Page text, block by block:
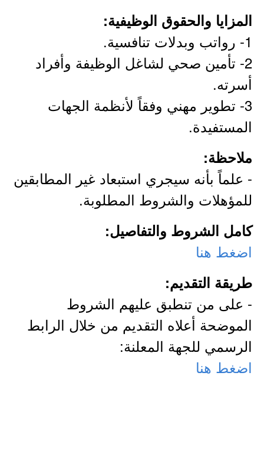
المزايا والحقوق الوظيفية:
1- رواتب وبدلات تنافسية.
2- تأمين صحي لشاغل الوظيفة وأفراد
أسرته.
3- تطوير مهني وفقاً لأنظمة الجهات
المستفيدة.
ملاحظة:
- علماً بأنه سيجري استبعاد غير المطابقين
للمؤهلات والشروط المطلوبة.
كامل الشروط والتفاصيل:
اضغط هنا
طريقة التقديم:
- على من تنطبق عليهم الشروط
الموضحة أعلاه التقديم من خلال الرابط
الرسمي للجهة المعلنة:
اضغط هنا